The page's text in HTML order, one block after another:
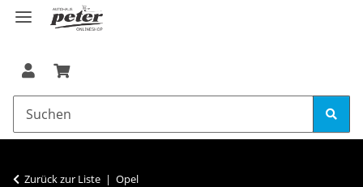
Zurück zur Liste Opel